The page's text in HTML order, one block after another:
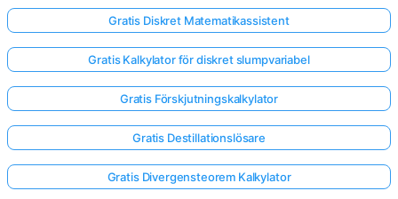
Logga
in
här!
Gratis Diskret Matematikassistent
Gratis Kalkylator för diskret slumpvariabel
Gratis Förskjutningskalkylator
Gratis Destillationslösare
Gratis Divergensteorem Kalkylator